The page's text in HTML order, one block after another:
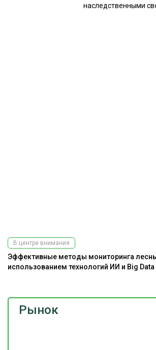
наследственными
Рынок
В центре внимания
Эффективные методы мониторинга
использованием технологий ИИ и Big Data